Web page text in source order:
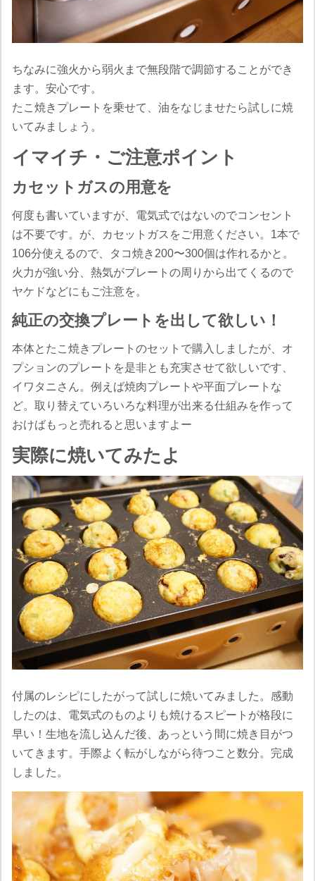
ちなみに強火から弱火まで無段階で調節することができ
ます。安心です。
たこ焼きプレートを乗せて、油をなじませたら試しに焼
いてみましょう。
イマイチ・ご注意ポイント
カセットガスの用意を
何度も書いていますが、電気式ではないのでコンセント
は不要です。が、カセットガスをご用意ください。1本で
106分使えるので、タコ焼き200〜300個は作れるかと。
火力が強い分、熱気がプレートの周りから出てくるので
ヤケドなどにもご注意を。
純正の交換プレートを出して欲しい！
本体とたこ焼きプレートのセットで購入しましたが、オ
プションのプレートを是非とも充実させて欲しいです、
イワタニさん。例えば焼肉プレートや平面プレートな
ど。取り替えていろいろな料理が出来る仕組みを作って
おけばもっと売れると思いますよー
実際に焼いてみたよ
付属のレシピにしたがって試しに焼いてみました。感動
したのは、電気式のものよりも焼けるスピートが格段に
早い！生地を流し込んだ後、あっという間に焼き目がつ
いてきます。手際よく転がしながら待つこと数分。完成
しました。